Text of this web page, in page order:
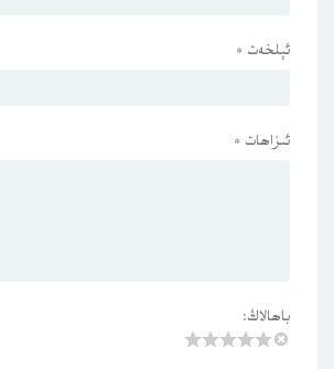
ئېلخەت *
ئىزاھات *
باھالاڭ: